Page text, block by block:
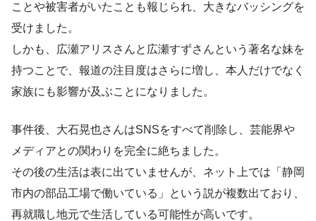
ことや被害者がいたことも報じられ、大きなバッシングを
受けました。
しかも、広瀬アリスさんと広瀬すずさんという著名な妹を
持つことで、報道の注目度はさらに増し、本人だけでなく
家族にも影響が及ぶことになりました。
事件後、大石晃也さんはSNSをすべて削除し、芸能界や
メディアとの関わりを完全に絶ちました。
その後の生活は表に出ていませんが、ネット上では「静岡
市内の部品工場で働いている」という説が複数出ており、
再就職し地元で生活している可能性が高いです。